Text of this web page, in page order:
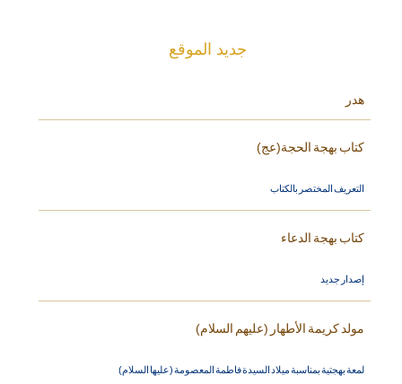
جديد الموقع
هدر
كتاب بهجة الحجة(عج)
التعريف المختصر بالكتاب
كتاب بهجة الدعاء
إصدار جديد
مولد كريمة الأطهار (عليهم السلام)
لمعة بهجتية بمناسبة ميلاد السيدة فاطمة المعصومة (عليها السلام)